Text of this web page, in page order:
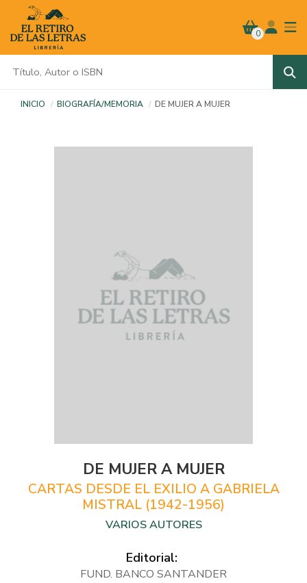
0
INICIO BIOGRAFÍA/MEMORIA DE MUJER A MUJER
DE MUJER A MUJER
CARTAS DESDE EL EXILIO A GABRIELA
MISTRAL (1942-1956)
VARIOS AUTORES
Editorial:
FUND. BANCO SANTANDER